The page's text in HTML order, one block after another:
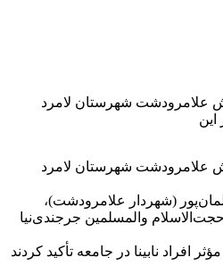
علامرودشت شهرستان لامرد
علامرودشت شهرستان لامرد
(شهردار علامرودشت)،
والمسلمین جرجندی‌نیا
نابینا در جامعه تأکید کردند